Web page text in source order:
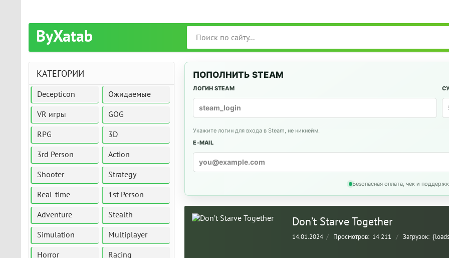
ByXatab
ПОПОЛНИТЬ STEAM
ЛОГИН STEAM
Укажите логин для входа в Steam, не никнейм.
E-MAIL
Безопасная оплата, чек и
Don’t Starve Together
14.01.2024 / Просмотров: 14 211 / Загрузок:
КАТЕГОРИИ
Decepticon Ожидаемые
VR игры GOG
RPG 3D
3rd Person Action
Shooter Strategy
Real-time 1st Person
Adventure Stealth
Simulation Multiplayer
Horror Racing